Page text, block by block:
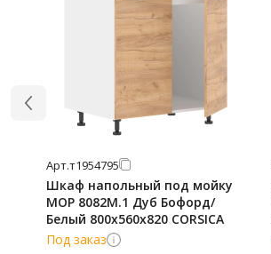
Арт.т1954795
Шкаф напольный под мойку
MOP 8082M.1 Дуб Бофорд/
Белый 800х560х820 CORSICA
Под заказ